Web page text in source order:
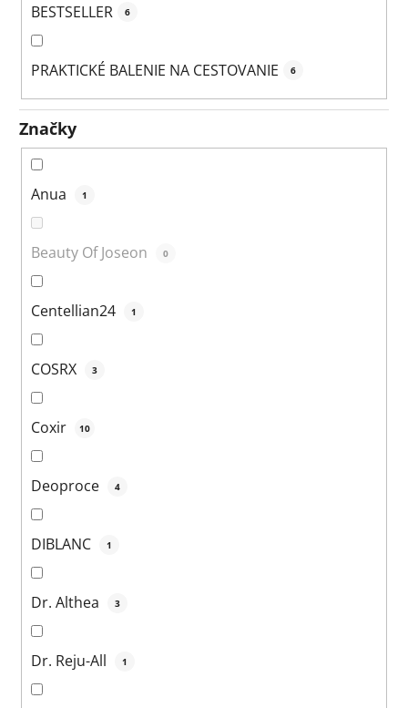
BESTSELLER 6
PRAKTICKÉ BALENIE NA CESTOVANIE 6
Značky
Anua 1
Beauty Of Joseon 0
Centellian24 1
COSRX 3
Coxir 10
Deoproce 4
DIBLANC 1
Dr. Althea 3
Dr. Reju-All 1